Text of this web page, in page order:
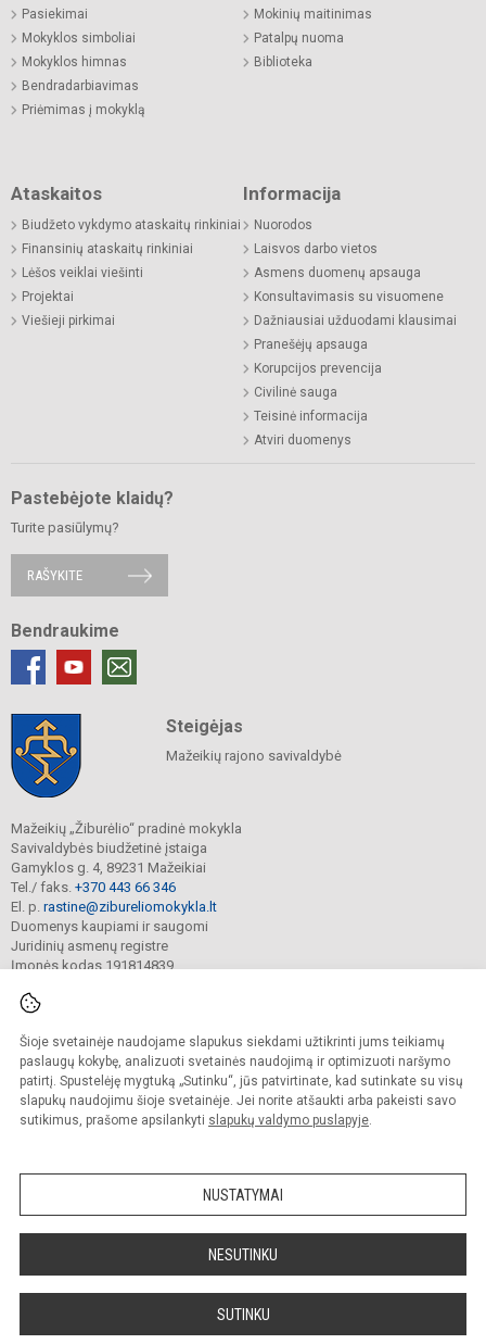
Šioje svetainėje naudojame slapukus siekdami užtikrinti jums teikiamų
paslaugų kokybę, analizuoti svetainės naudojimą ir optimizuoti naršymo
patirtį. Spustelėję mygtuką „Sutinku“, jūs patvirtinate, kad sutinkate su visų
slapukų naudojimu šioje svetainėje. Jei norite atšaukti arba pakeisti savo
sutikimus, prašome apsilankyti slapukų valdymo puslapyje.
NUSTATYMAI
NESUTINKU
SUTINKU
Pasiekimai
Mokyklos simboliai
Mokyklos himnas
Bendradarbiavimas
Priėmimas į mokyklą
Mokinių maitinimas
Patalpų nuoma
Biblioteka
Ataskaitos
Biudžeto vykdymo ataskaitų rinkiniai
Finansinių ataskaitų rinkiniai
Lėšos veiklai viešinti
Projektai
Viešieji pirkimai
Informacija
Nuorodos
Laisvos darbo vietos
Asmens duomenų apsauga
Konsultavimasis su visuomene
Dažniausiai užduodami klausimai
Pranešėjų apsauga
Korupcijos prevencija
Civilinė sauga
Teisinė informacija
Atviri duomenys
Pastebėjote klaidų?
Turite pasiūlymų?
RAŠYKITE
Bendraukime
Steigėjas
Mažeikių rajono savivaldybė
Mažeikių „Žiburėlio“ pradinė mokykla
Savivaldybės biudžetinė įstaiga
Gamyklos g. 4, 89231 Mažeikiai
Tel./ faks. +370 443 66 346
El. p. rastine@zibureliomokykla.lt
Duomenys kaupiami ir saugomi
Juridinių asmenų registre
Įmonės kodas 191814839
© 2025. Mažeikių „Žiburėlio“ pradinė mokykla. Visos teisės saugomos.
Kopijuoti turinį be raštiško įstaigos administracijos sutikimo griežtai draudžiama.
Prieinamumo paraiška Slapukų valdymas
Sumanus būdas atnaujinti